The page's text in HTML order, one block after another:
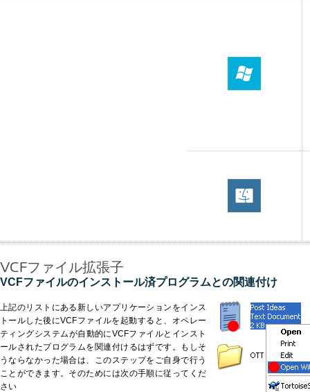
VCFファイル拡張子
VCFファイルのインストール済プログラムとの関連付け
上記のリストにある新しいアプリケーションをインス
トールした後にVCFファイルを起動すると、オペレー
ティングシステムが自動的にVCFファイルとインスト
ールされたプログラムを関連付けるはずです。もしそ
うならなかった場合は、このステップをご自身で行う
ことができます。そのためには次の手順に従ってくだ
さい